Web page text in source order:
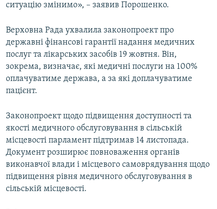
ситуацію змінимо», – заявив Порошенко.
Верховна Рада ухвалила законопроект про
державні фінансові гарантії надання медичних
послуг та лікарських засобів 19 жовтня. Він,
зокрема, визначає, які медичні послуги на 100%
оплачуватиме держава, а за які доплачуватиме
пацієнт.
Законопроект щодо підвищення доступності та
якості медичного обслуговування в сільській
місцевості парламент підтримав 14 листопада.
Документ розширює повноваження органів
виконавчої влади і місцевого самоврядування щодо
підвищення рівня медичного обслуговування в
сільській місцевості.